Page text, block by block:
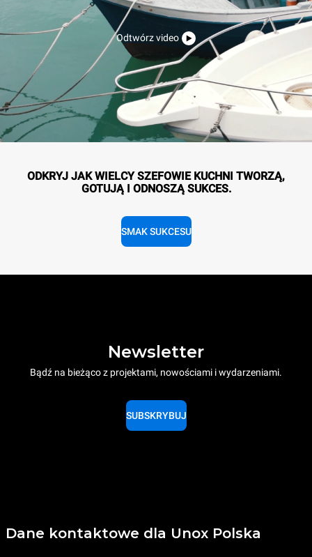
Odtwórz video
ODKRYJ JAK WIELCY SZEFOWIE KUCHNI TWORZĄ,
GOTUJĄ I ODNOSZĄ SUKCES.
SMAK SUKCESU
Newsletter
Bądź na bieżąco z projektami, nowościami i wydarzeniami.
SUBSKRYBUJ
Dane kontaktowe dla Unox Polska